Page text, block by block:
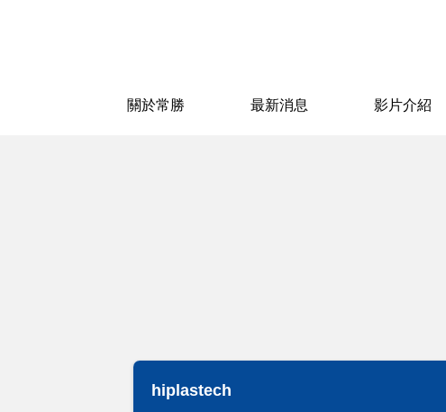
關於常勝 最新消息 影片介紹
hiplastech